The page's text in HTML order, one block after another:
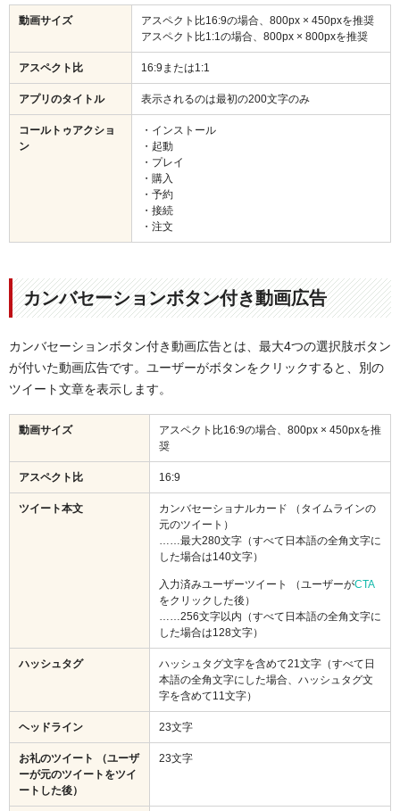
動画サイズ
アスペクト比16:9の場合、800px × 450pxを推奨
アスペクト比1:1の場合、800px × 800pxを推奨
アスペクト比 16:9または1:1
アプリのタイトル 表示されるのは最初の200文字のみ
コールトゥアクショ
ン
・インストール
・起動
・プレイ
・購入
・予約
・接続
・注文
カンバセーションボタン付き動画広告
カンバセーションボタン付き動画広告とは、最大4つの選択肢ボタン
が付いた動画広告です。ユーザーがボタンをクリックすると、別の
ツイート文章を表示します。
動画サイズ
アスペクト比16:9の場合、800px × 450pxを推
奨
アスペクト比 16:9
ツイート本文
カンバセーショナルカード （タイムラインの
元のツイート）
……最大280文字（すべて日本語の全角文字に
した場合は140文字）
入力済みユーザーツイート （ユーザーがCTA
をクリックした後）
……256文字以内（すべて日本語の全角文字に
した場合は128文字）
ハッシュタグ
ハッシュタグ文字を含めて21文字（すべて日
本語の全角文字にした場合、ハッシュタグ文
字を含めて11文字）
ヘッドライン 23文字
お礼のツイート （ユーザ
ーが元のツイートをツイ
ートした後）
23文字